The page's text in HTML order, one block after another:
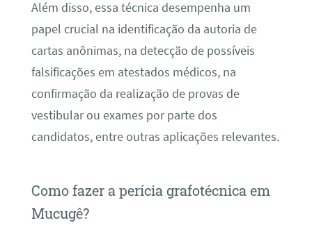
Além disso, essa técnica desempenha um
papel crucial na identificação da autoria de
cartas anônimas, na detecção de possíveis
falsificações em atestados médicos, na
confirmação da realização de provas de
vestibular ou exames por parte dos
candidatos, entre outras aplicações relevantes.
Como fazer a perícia grafotécnica em
Mucugê?